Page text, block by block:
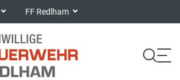
FF Redlham